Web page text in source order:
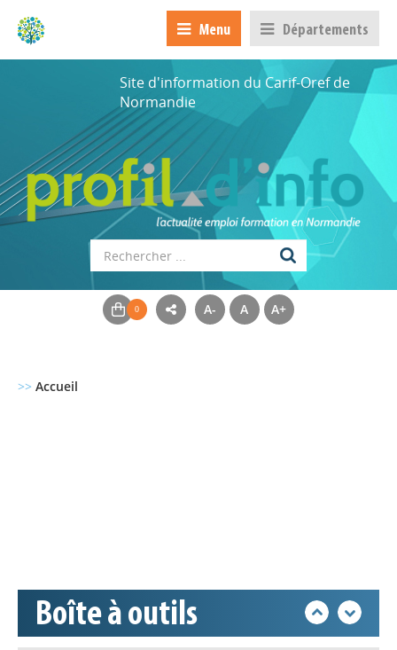
Menu Départements
Site d'information du Carif-Oref de
Normandie
A- A A+
>> Accueil
Boîte à outils
Base documentaire